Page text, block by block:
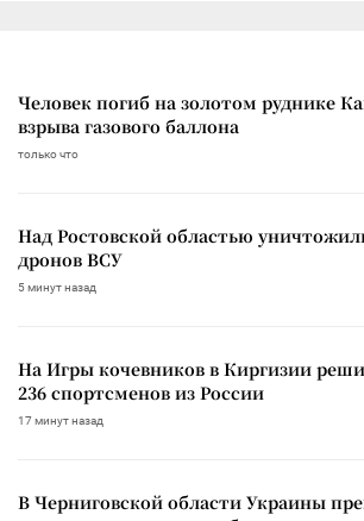
Человек погиб на золотом руднике
взрыва газового баллона
только что
Над Ростовской областью
дронов ВСУ
5 минут назад
На Игры кочевников в Киргизии
236 спортсменов из России
17 минут назад
В Черниговской области Украины